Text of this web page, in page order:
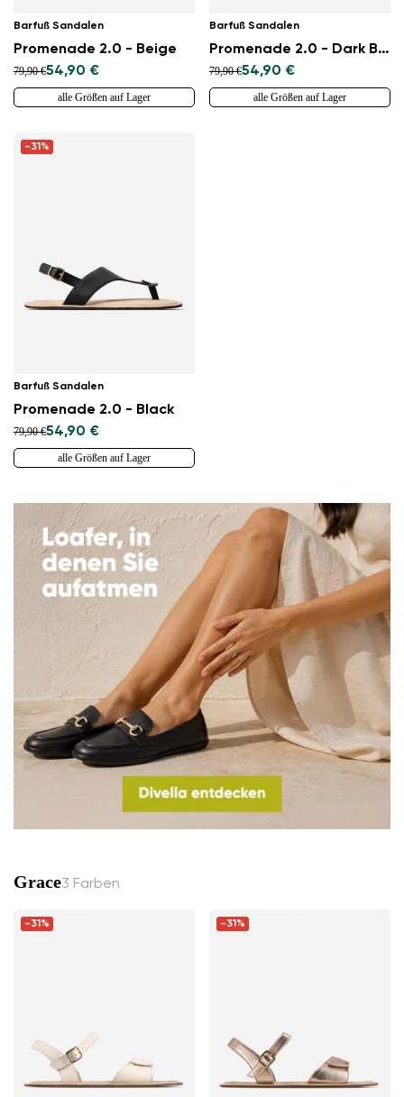
Barfuß Sandalen
Promenade 2.0 - Beige
79,90 €54,90 €
alle Größen auf Lager
Barfuß Sandalen
Promenade 2.0 - Dark Brown
79,90 €54,90 €
alle Größen auf Lager
-31%
Barfuß Sandalen
Promenade 2.0 - Black
79,90 €54,90 €
alle Größen auf Lager
Grace3 Farben
-31% -31%